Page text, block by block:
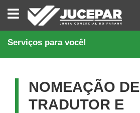
JUNTA
COMERCIAL
DO
PARANÁ
Serviços para você!
NOMEAÇÃO DE
TRADUTOR E